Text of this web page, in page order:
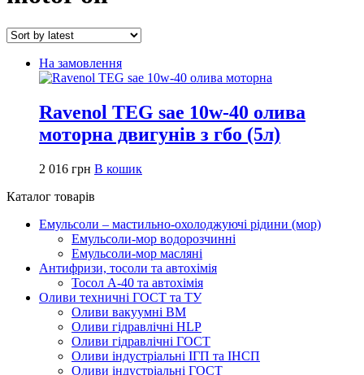
На замовлення
Ravenol TEG sae 10w-40 олива
моторна двигунів з гбо (5л)
2 016 грн В кошик
Каталог товарів
Емульсоли – мастильно-охолоджуючі рідини (мор)
Емульсоли-мор водорозчинні
Емульсоли-мор масляні
Антифризи, тосоли та автохімія
Тосол А-40 та автохімія
Оливи техничні ГОСТ та ТУ
Оливи вакуумні ВМ
Оливи гідравлічні HLP
Оливи гідравлічні ГОСТ
Оливи індустріальні ІГП та ІНСП
Оливи індустріальні ГОСТ